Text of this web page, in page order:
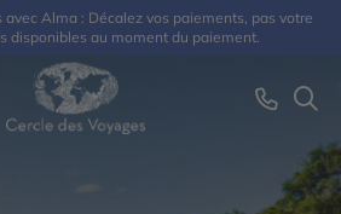
avec Alma : Décalez vos paiements, pas votre
disponibles au moment du paiement.